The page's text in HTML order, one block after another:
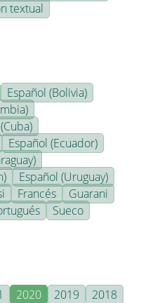
textual
Español (Bolivia)
Español (Ecuador)
Español (Uruguay)
Francés
Guarani
Sueco
2020 2019
2018